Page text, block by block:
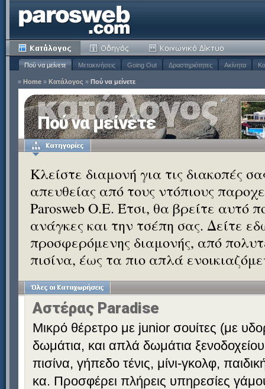
Πού να μείνετε Μετακινήσεις Going Out Δραστηριότητες Ακίνητα
» Home » Κατάλογος » Πού να μείνετε
Πού να μείνετε
Κλείστε διαμονή για τις διακοπές
απευθείας από τους ντόπιους
Parosweb Ο.Ε. Έτσι, θα βρείτε αυτό
ανάγκες και την τσέπη σας. Δείτε
προσφερόμενης διαμονής, από
πισίνα, έως τα πιο απλά
Αστέρας Paradise
Μικρό θέρετρο με junior σουίτες (με
δωμάτια, και απλά δωμάτια
πισίνα, γήπεδο τένις, μίνι-γκολφ,
κα. Προσφέρει πλήρεις υπηρεσίες γάμου